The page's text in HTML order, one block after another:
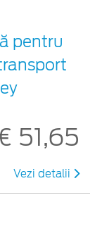
pentru
51,65
Vezi detalii